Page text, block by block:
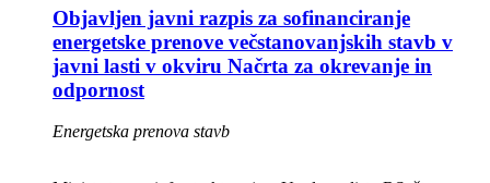
Objavljen javni razpis za sofinanciranje
energetske prenove večstanovanjskih stavb v
javni lasti v okviru Načrta za okrevanje in
odpornost
Energetska prenova stavb